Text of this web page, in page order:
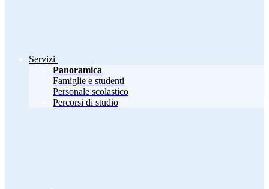
Servizi
Panoramica
Famiglie e studenti
Personale scolastico
Percorsi di studio